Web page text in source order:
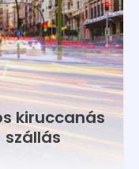
kiruccanás